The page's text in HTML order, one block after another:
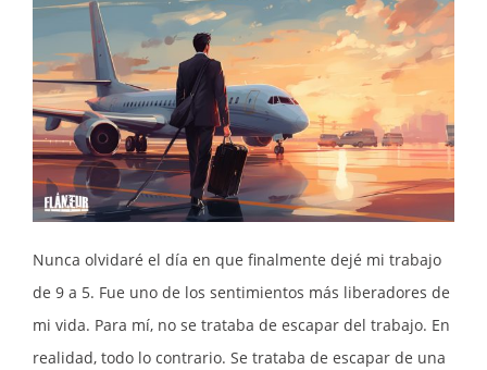
Nunca olvidaré el día en que finalmente dejé mi trabajo
de 9 a 5. Fue uno de los sentimientos más liberadores de
mi vida. Para mí, no se trataba de escapar del trabajo. En
realidad, todo lo contrario. Se trataba de escapar de una